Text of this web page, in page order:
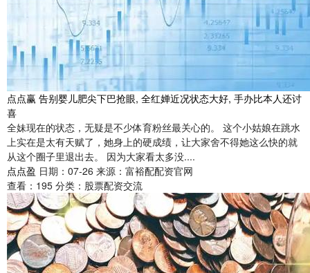
点点赢 告别婴儿肥尖下巴抢眼, 全红婵近况状态大好, 手办比本人还讨
喜
全妹现在的状态，无疑是不少体育粉丝最关心的。 这个小姑娘在跳水
上实在是太有天赋了，她身上的硬成绩，让大家舍不得她这么快的就
从这个圈子里退出去。 因为大家看太多没....
点点盈 日期：07-26 来源：富裕配配资官网
查看： 195 分类： 股票配资交流